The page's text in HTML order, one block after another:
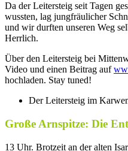
Da der Leitersteig seit Tagen
wussten, lag jungfräulicher
und wir durften unseren Weg
Herrlich.
Über den Leitersteig bei
Video und einen Beitrag auf
hochladen. Stay tuned!
Der Leitersteig im
Große Arnspitze: Die
13 Uhr. Brotzeit an der alten